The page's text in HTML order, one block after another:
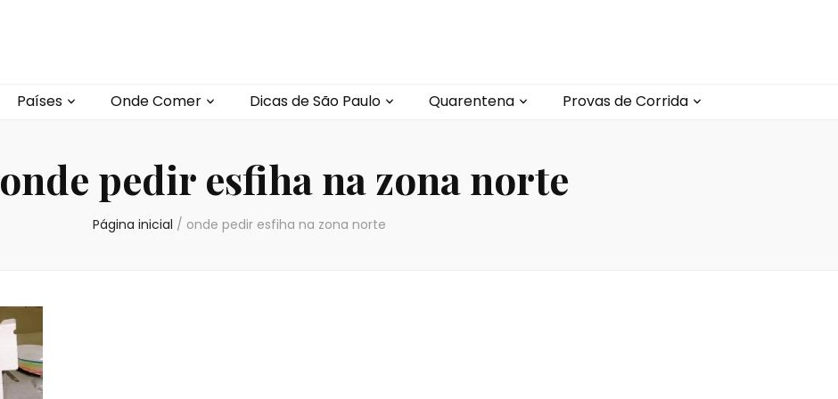
Países Onde Comer Dicas de São Paulo Quarentena Provas de Corrida
onde pedir esfiha na zona norte
Página inicial / onde pedir esfiha na zona norte